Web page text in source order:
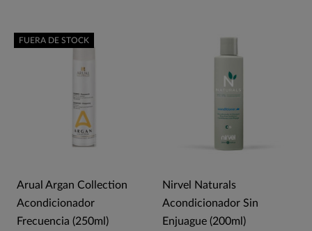
Arual Argan Collection
Acondicionador
Frecuencia (250ml)
FUERA DE STOCK
Nirvel Naturals
Acondicionador Sin
Enjuague (200ml)